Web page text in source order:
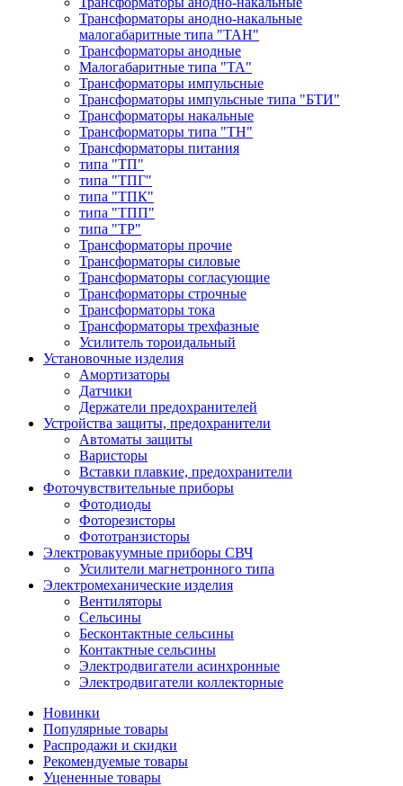
Трансформаторы анодно-накальные
малогабаритные типа "ТАН"
Трансформаторы анодные
Малогабаритные типа "ТА"
Трансформаторы импульсные
Трансформаторы импульсные типа "БТИ"
Трансформаторы накальные
Трансформаторы типа "ТН"
Трансформаторы питания
типа "ТП"
типа "ТПГ"
типа "ТПК"
типа "ТПП"
типа "ТР"
Трансформаторы прочие
Трансформаторы силовые
Трансформаторы согласующие
Трансформаторы строчные
Трансформаторы тока
Трансформаторы трехфазные
Усилитель тороидальный
Установочные изделия
Амортизаторы
Датчики
Держатели предохранителей
Устройства защиты, предохранители
Автоматы защиты
Варисторы
Вставки плавкие, предохранители
Фоточувствительные приборы
Фотодиоды
Фоторезисторы
Фототранзисторы
Электровакуумные приборы СВЧ
Усилители магнетронного типа
Электромеханические изделия
Вентиляторы
Сельсины
Бесконтактные сельсины
Контактные сельсины
Электродвигатели асинхронные
Электродвигатели коллекторные
Новинки
Популярные товары
Распродажи и скидки
Рекомендуемые товары
Уцененные товары